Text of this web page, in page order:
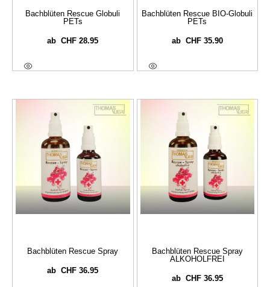
Bachblüten Rescue Globuli
PETs
abCHF 28.95
Bachblüten Rescue BIO-Globuli
PETs
ab CHF35.90
Bachblüten Rescue Spray
abCHF 36.95
Bachblüten Rescue Spray
ALKOHOLFREI
ab CHF36.95